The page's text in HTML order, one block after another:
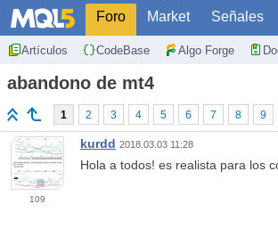
Foro Market Señales
Artículos CodeBase Algo Forge
abandono de mt4
1 2 3 4 5 6 7 8 9
109
kurdd 2018.03.03 11:28
Hola a todos! es realista para los